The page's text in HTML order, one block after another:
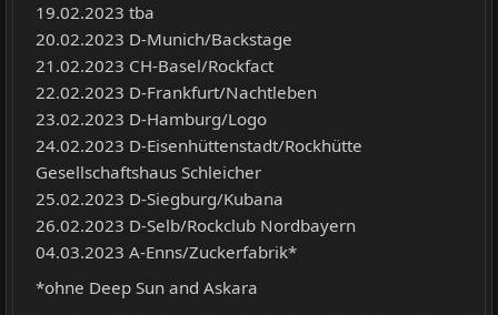
19.02.2023 tba
20.02.2023 D-Munich/Backstage
21.02.2023 CH-Basel/Rockfact
22.02.2023 D-Frankfurt/Nachtleben
23.02.2023 D-Hamburg/Logo
24.02.2023 D-Eisenhüttenstadt/Rockhütte
Gesellschaftshaus Schleicher
25.02.2023 D-Siegburg/Kubana
26.02.2023 D-Selb/Rockclub Nordbayern
04.03.2023 A-Enns/Zuckerfabrik*
*ohne Deep Sun and Askara